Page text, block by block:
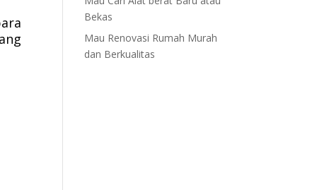
Bekas
Mau Renovasi Rumah Murah
dan Berkualitas